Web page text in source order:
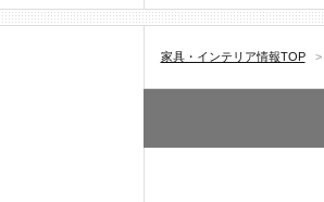
家具・インテリア情報TOP >